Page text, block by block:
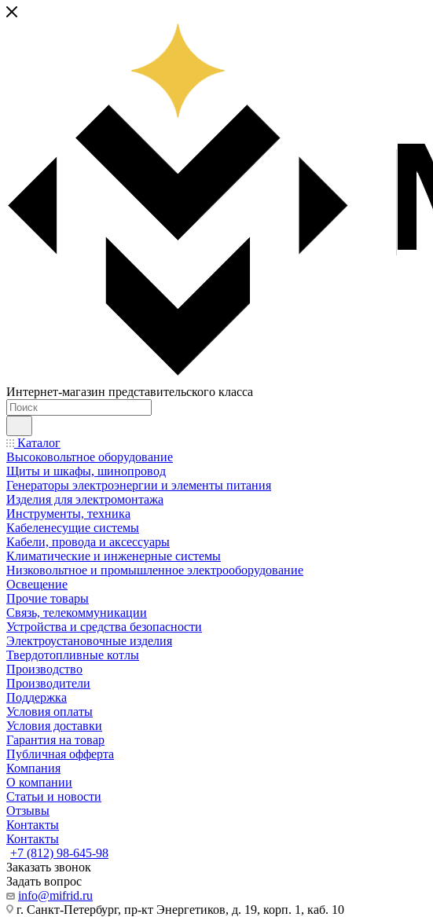
Интернет-магазин представительского класса
Каталог
Высоковольтное оборудование
Щиты и шкафы, шинопровод
Генераторы электроэнергии и элементы питания
Изделия для электромонтажа
Инструменты, техника
Кабеленесущие системы
Кабели, провода и аксессуары
Климатические и инженерные системы
Низковольтное и промышленное электрооборудование
Освещение
Прочие товары
Связь, телекоммуникации
Устройства и средства безопасности
Электроустановочные изделия
Твердотопливные котлы
Производство
Производители
Поддержка
Условия оплаты
Условия доставки
Гарантия на товар
Публичная офферта
Компания
О компании
Статьи и новости
Отзывы
Контакты
Контакты
+7 (812) 98-645-98
Заказать звонок
Задать вопрос
info@mifrid.ru
г. Санкт-Петербург, пр-кт Энергетиков, д. 19, корп. 1, каб. 10